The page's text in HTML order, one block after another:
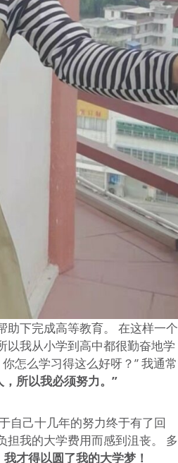
助下完成高等教育。 在这样一个
以我从小学到高中都很勤奋地学
怎么学习得这么好呀？” 我通常
所以我必须努力。”
自己十几年的努力终于有了回
我的大学费用而感到沮丧。 多
才得以圆了我的大学梦！